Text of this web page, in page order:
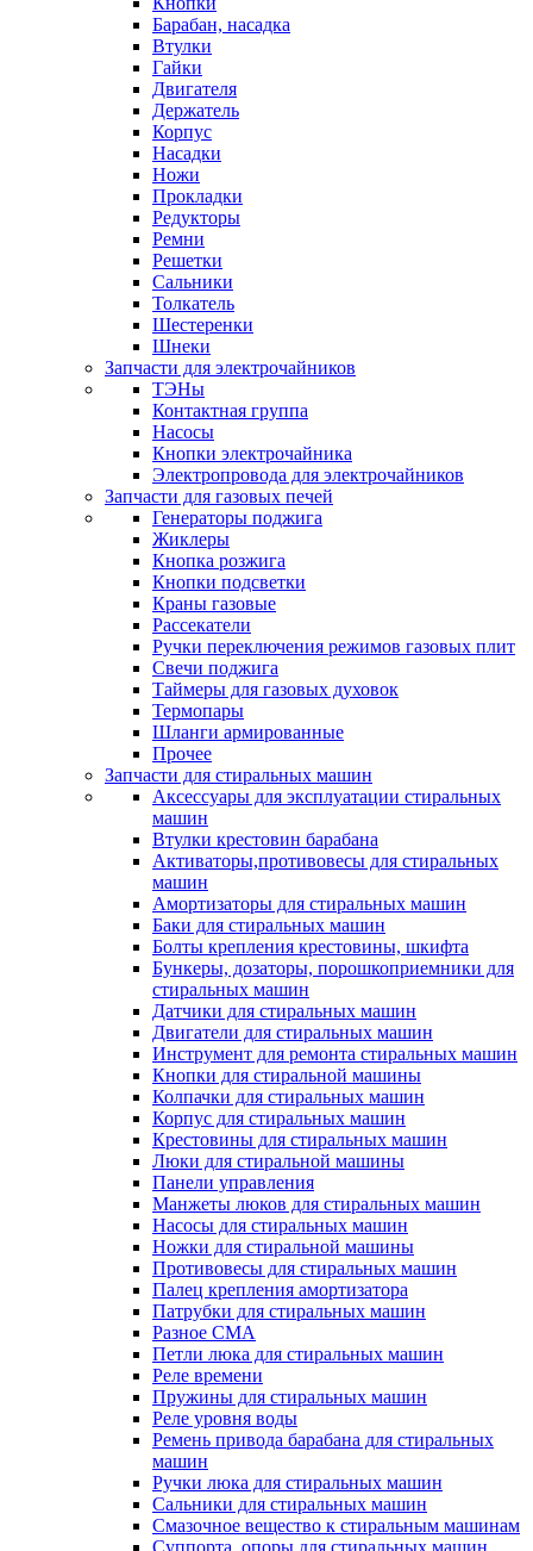
Барабан, насадка
Втулки
Гайки
Двигателя
Держатель
Корпус
Насадки
Ножи
Прокладки
Редукторы
Ремни
Решетки
Сальники
Толкатель
Шестеренки
Шнеки
Запчасти для электрочайников
ТЭНы
Контактная группа
Насосы
Кнопки электрочайника
Электропровода для электрочайников
Запчасти для газовых печей
Генераторы поджига
Жиклеры
Кнопка розжига
Кнопки подсветки
Краны газовые
Рассекатели
Ручки переключения режимов газовых плит
Свечи поджига
Таймеры для газовых духовок
Термопары
Шланги армированные
Прочее
Запчасти для стиральных машин
Аксессуары для эксплуатации стиральных
машин
Втулки крестовин барабана
Активаторы,противовесы для стиральных
машин
Амортизаторы для стиральных машин
Баки для стиральных машин
Болты крепления крестовины, шкифта
Бункеры, дозаторы, порошкоприемники для
стиральных машин
Датчики для стиральных машин
Двигатели для стиральных машин
Инструмент для ремонта стиральных машин
Кнопки для стиральной машины
Колпачки для стиральных машин
Корпус для стиральных машин
Крестовины для стиральных машин
Люки для стиральной машины
Панели управления
Манжеты люков для стиральных машин
Насосы для стиральных машин
Ножки для стиральной машины
Противовесы для стиральных машин
Палец крепления амортизатора
Патрубки для стиральных машин
Разное СМА
Петли люка для стиральных машин
Реле времени
Пружины для стиральных машин
Реле уровня воды
Ремень привода барабана для стиральных
машин
Ручки люка для стиральных машин
Сальники для стиральных машин
Смазочное вещество к стиральным машинам
Суппорта, опоры для стиральных машин